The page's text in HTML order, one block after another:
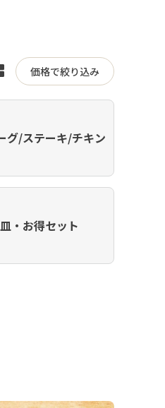
表
り
え
価格で絞り込み
グ/ステーキ/チキン
・お得セット